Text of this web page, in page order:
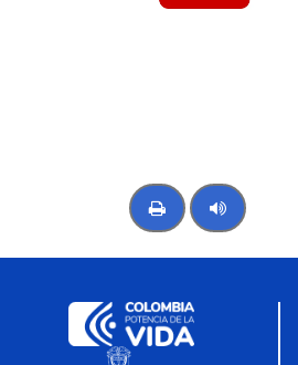
Control de audio